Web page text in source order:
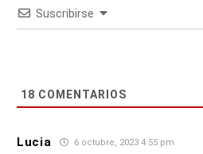
Suscribirse
18 COMENTARIOS
Lucia 6 octubre, 2023 4:55 pm